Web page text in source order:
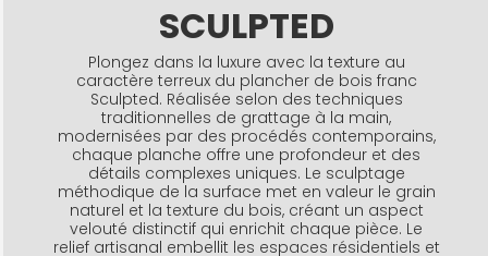
SCULPTED
Plongez dans la luxure avec la texture au
caractère terreux du plancher de bois franc
Sculpted. Réalisée selon des techniques
traditionnelles de grattage à la main,
modernisées par des procédés contemporains,
chaque planche offre une profondeur et des
détails complexes uniques. Le sculptage
méthodique de la surface met en valeur le grain
naturel et la texture du bois, créant un aspect
velouté distinctif qui enrichit chaque pièce. Le
relief artisanal embellit les espaces résidentiels et